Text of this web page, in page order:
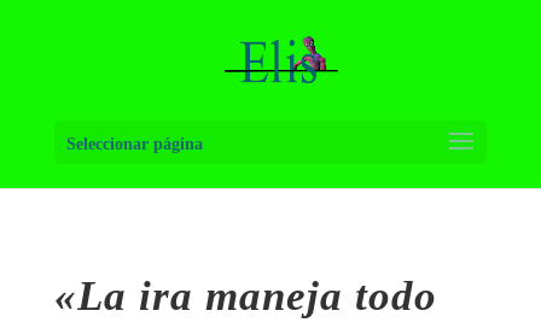
Seleccionar página
«La ira maneja todo